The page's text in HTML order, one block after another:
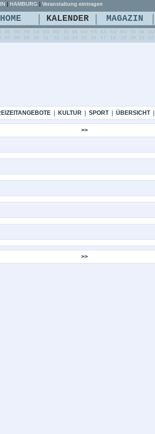
| KULTUR| SPORT| ÜBERSICHT|
>>
>>
| HAMBURG | Veranstaltung eintragen
HOME | KALENDER | MAGAZIN |
MI
07
DO
08
FR
09
SA
10
SO
11
MO
12
DI
13
MI
14
DO
15
FR
16
SA
17
SO
18
MO
19
DI
20
MI
21
DO
22